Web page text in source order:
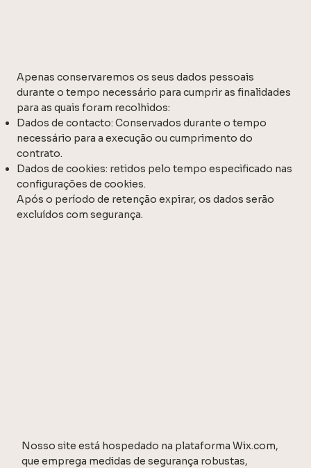
Apenas conservaremos os seus dados pessoais
durante o tempo necessário para cumprir as finalidades
para as quais foram recolhidos:
Dados de contacto: Conservados durante o tempo
necessário para a execução ou cumprimento do
contrato.
Dados de cookies: retidos pelo tempo especificado nas
configurações de cookies.
Após o período de retenção expirar, os dados serão
excluídos com segurança.
Nosso site está hospedado na plataforma Wix.com,
que emprega medidas de segurança robustas,